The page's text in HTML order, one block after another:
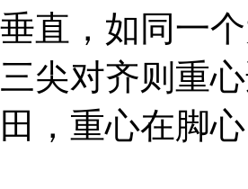
垂直，如同一
三尖对齐则重
田，重心在脚